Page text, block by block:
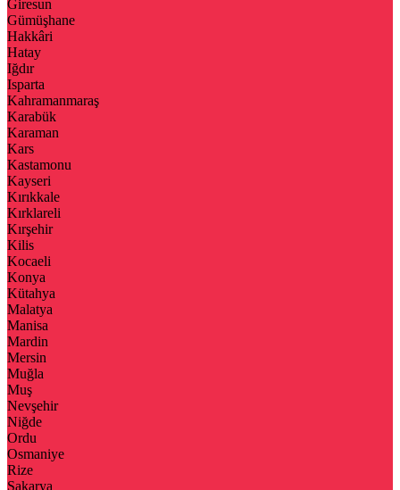
Giresun
Gümüşhane
Hakkâri
Hatay
Iğdır
Isparta
Kahramanmaraş
Karabük
Karaman
Kars
Kastamonu
Kayseri
Kırıkkale
Kırklareli
Kırşehir
Kilis
Kocaeli
Konya
Kütahya
Malatya
Manisa
Mardin
Mersin
Muğla
Muş
Nevşehir
Niğde
Ordu
Osmaniye
Rize
Sakarya